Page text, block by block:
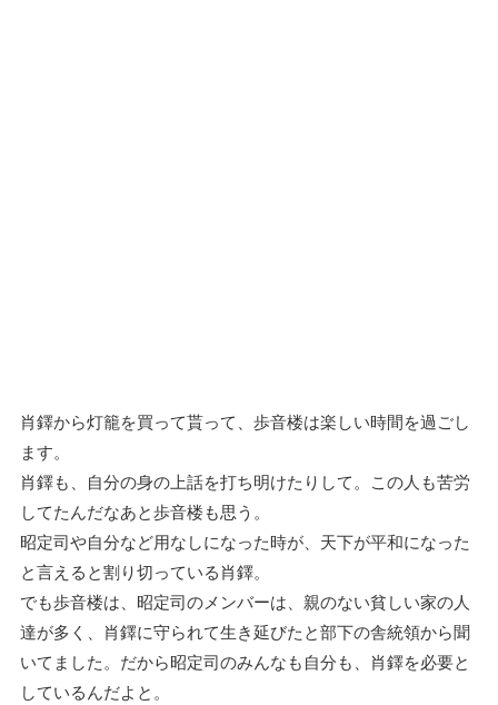
肖鐸から灯籠を買って貰って、歩音楼は楽しい時間を過ごし
ます。
肖鐸も、自分の身の上話を打ち明けたりして。この人も苦労
してたんだなあと歩音楼も思う。
昭定司や自分など用なしになった時が、天下が平和になった
と言えると割り切っている肖鐸。
でも歩音楼は、昭定司のメンバーは、親のない貧しい家の人
達が多く、肖鐸に守られて生き延びたと部下の舎統領から聞
いてました。だから昭定司のみんなも自分も、肖鐸を必要と
しているんだよと。